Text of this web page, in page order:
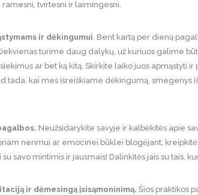
tvirtesni ir laimingesni.
ir dėkingumui. Bent kartą per dieną
turime daug dalykų, už kuriuos galime
ar bet ką kitą. Skirkite laiko juos apmąstyti
tada, kai mes išreiškiame dėkingumą, smegenys
Neužsidarykite savyje ir kalbėkitės apie
nerimui ar emocinei būklei blogėjant,
savo mintimis ir jausmais! Dalinkitės jais su tais,
ir dėmesingą įsisąmoninimą.Šios praktikos